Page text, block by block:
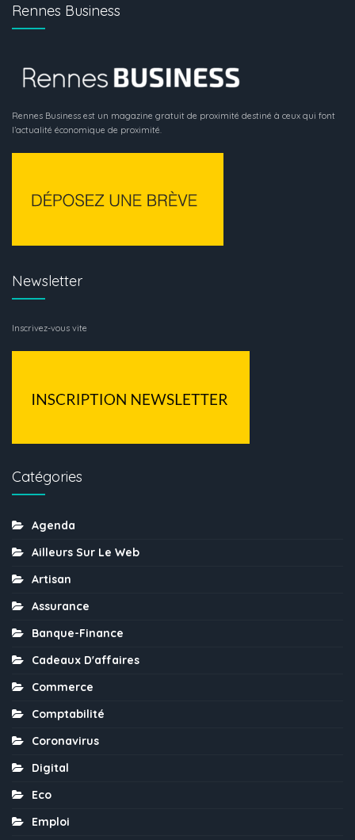
Rennes Business
Rennes Business est un magazine gratuit de proximité destiné à ceux qui font
l’actualité économique de proximité.
Newsletter
Inscrivez-vous vite
Catégories
Agenda
Ailleurs Sur Le Web
Artisan
Assurance
Banque-Finance
Cadeaux D'affaires
Commerce
Comptabilité
Coronavirus
Digital
Eco
Emploi